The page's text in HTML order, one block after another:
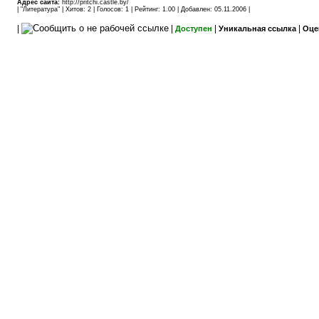
Адрес сайта: http://pritchi.castle.by/
| "Литература" | Хитов: 2 | Голосов: 1 | Рейтинг: 1.00 | Добавлен: 05.11.2006 |
Доступен Уникальная ссылка|